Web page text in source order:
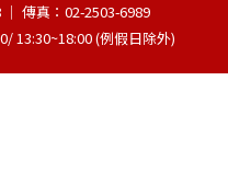
│ 傳真：02-2503-6989
13:30~18:00 (例假日除外)